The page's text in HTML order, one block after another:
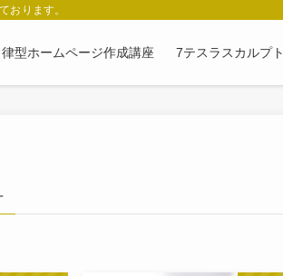
おります。
律型ホームページ作成講座 7テスラスカルプト